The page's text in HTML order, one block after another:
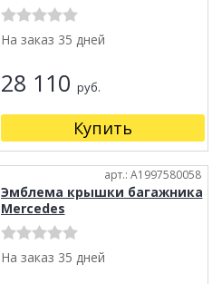
На заказ 35 дней
28 110 руб.
Купить
арт.: A1997580058
Эмблема крышки багажника
Mercedes
На заказ 35 дней